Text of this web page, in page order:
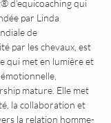
d'equicoaching qui
par Linda
de
par les chevaux, est
qui met en lumière et
mature. Elle met
la collaboration et
la relation homme-